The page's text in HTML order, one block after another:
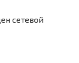
сетевой